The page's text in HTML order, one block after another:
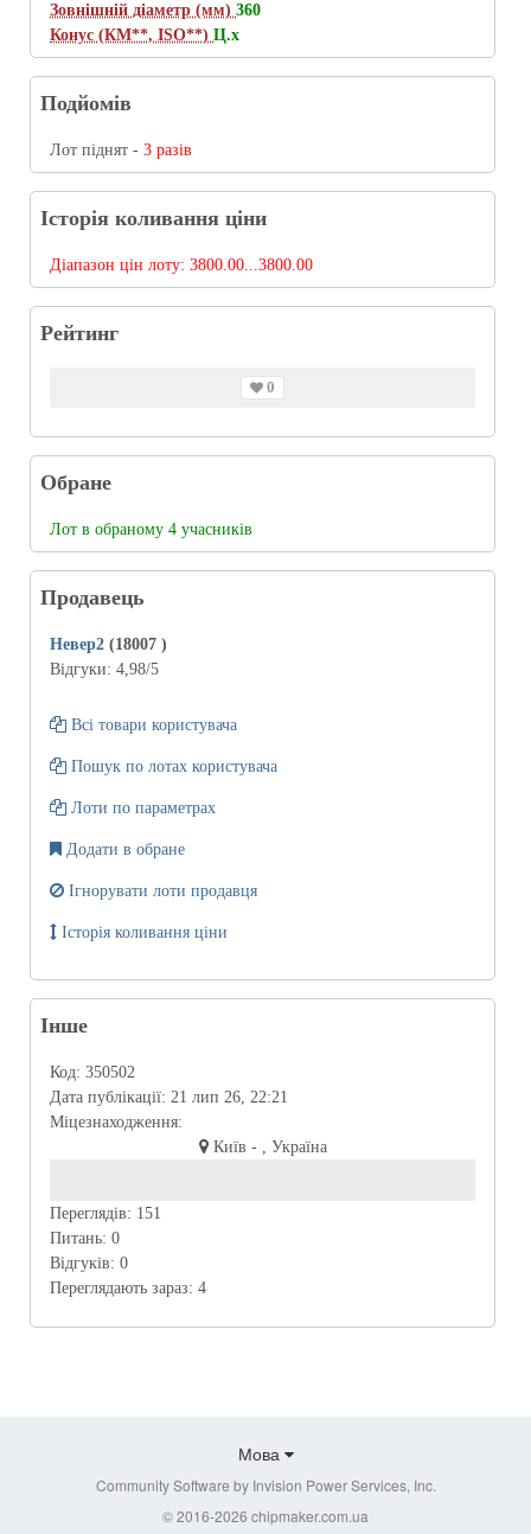
Зовнішній діаметр (мм) 360
Конус (КМ**, ISO**) Ц.х
Подйомів
Лот піднят - 3 разів
Історія коливання ціни
Діапазон цін лоту: 3800.00...3800.00
Рейтинг
0
Обране
Лот в обраному 4 учасників
Продавець
Невер2 (18007 )
Відгуки: 4,98/5
Всі товари користувача
Пошук по лотах користувача
Лоти по параметрах
Додати в обране
Ігнорувати лоти продавця
Історія коливання ціни
Інше
Код: 350502
Дата публікації: 21 лип 26, 22:21
Міцезнаходження:
Київ - , Україна
Переглядів: 151
Питань: 0
Відгуків: 0
Переглядають зараз: 4
Мова
Community Software by Invision Power Services, Inc.
© 2016-2026 chipmaker.com.ua